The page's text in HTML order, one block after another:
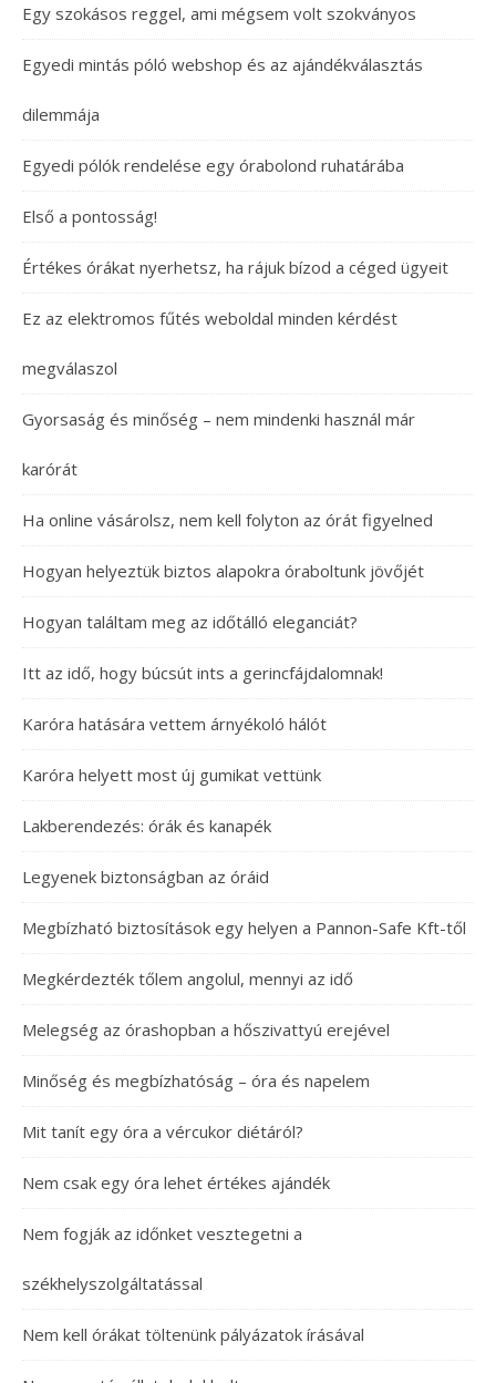
Egy szokásos reggel, ami mégsem volt szokványos
Egyedi mintás póló webshop és az ajándékválasztás
dilemmája
Egyedi pólók rendelése egy órabolond ruhatárába
Első a pontosság!
Értékes órákat nyerhetsz, ha rájuk bízod a céged ügyeit
Ez az elektromos fűtés weboldal minden kérdést
megválaszol
Gyorsaság és minőség – nem mindenki használ már
karórát
Ha online vásárolsz, nem kell folyton az órát figyelned
Hogyan helyeztük biztos alapokra óraboltunk jövőjét
Hogyan találtam meg az időtálló eleganciát?
Itt az idő, hogy búcsút ints a gerincfájdalomnak!
Karóra hatására vettem árnyékoló hálót
Karóra helyett most új gumikat vettünk
Lakberendezés: órák és kanapék
Legyenek biztonságban az óráid
Megbízható biztosítások egy helyen a Pannon-Safe Kft-től
Megkérdezték tőlem angolul, mennyi az idő
Melegség az órashopban a hőszivattyú erejével
Minőség és megbízhatóság – óra és napelem
Mit tanít egy óra a vércukor diétáról?
Nem csak egy óra lehet értékes ajándék
Nem fogják az időnket vesztegetni a
székhelyszolgáltatással
Nem kell órákat töltenünk pályázatok írásával